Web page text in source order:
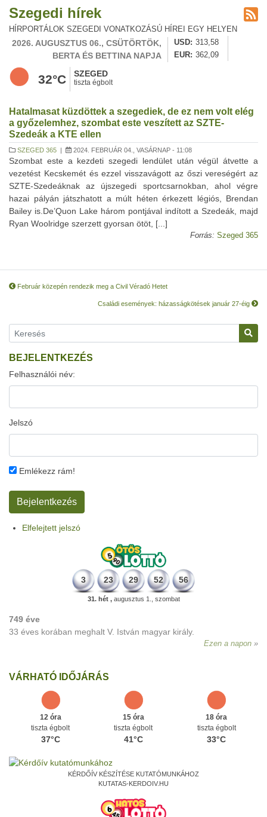
Szegedi hírek
HÍRPORTÁLOK SZEGEDI VONATKOZÁSÚ HÍREI EGY HELYEN
2026. AUGUSZTUS 06., CSÜTÖRTÖK,
BERTA ÉS BETTINA NAPJA
USD
313,58
EUR
362,09
32°C SZEGED
tiszta égbolt
Hatalmasat küzdöttek a szegediek, de ez nem volt elég
a győzelemhez, szombat este veszített az SZTE-
Szedeák a KTE ellen
SZEGED 365 | 2024. FEBRUÁR 04., VASÁRNAP - 11:08
Szombat este a kezdeti szegedi lendület után végül átvette a
vezetést Kecskemét és ezzel visszavágott az őszi vereségért az
SZTE-Szedeáknak az újszegedi sportcsarnokban, ahol végre
hazai pályán játszhatott a múlt héten érkezett légiós, Brendan
Bailey is.De’Quon Lake három pontjával indított a Szedeák, majd
Ryan Woolridge szerzett gyorsan ötöt, [...]
Forrás: Szeged 365
Február közepén rendezik meg a Civil Véradó Hetet
Családi események: házasságkötések január 27-éig
BEJELENTKEZÉS
Felhasználói név:
Jelszó
Emlékezz rám!
Elfelejtett jelszó
3 23 29 52 56
31. hét ,augusztus 1., szombat
749 éve
33 éves korában meghalt V. István magyar király.
Ezen a napon
VÁRHATÓ IDŐJÁRÁS
12 óra
tiszta égbolt
37°C
15 óra
tiszta égbolt
41°C
18 óra
tiszta égbolt
33°C
KÉRDŐÍV KÉSZÍTÉSE KUTATÓMUNKÁHOZ
KUTATAS-KERDOIV.HU